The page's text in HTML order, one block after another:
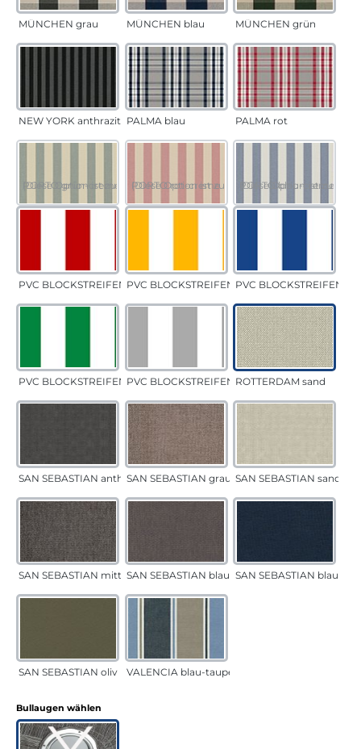
MÜNCHEN grau MÜNCHEN blau MÜNCHEN grün
NEW YORK anthrazit PALMA blau PALMA rot
PORTO grün-creme
(Diese Option ist zurzeit nicht verfügbar.)
PORTO rot-creme
(Diese Option ist zurzeit nicht verfügbar.)
PORTO blau-creme
(Diese Option ist zurzeit
PVC BLOCKSTREIFEN rotPVC BLOCKSTREIFEN gelbPVC BLOCKSTREIFEN
PVC BLOCKSTREIFEN grünPVC BLOCKSTREIFEN grauROTTERDAM sand
SAN SEBASTIAN anthrazitSAN SEBASTIAN grau-sandSAN SEBASTIAN sand
SAN SEBASTIAN mittelgrauSAN SEBASTIAN blau-sandSAN SEBASTIAN blau
SAN SEBASTIAN oliv VALENCIA blau-taupe
Bullaugen wählen